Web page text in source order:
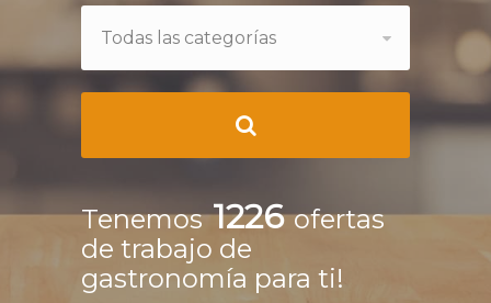
Todas las categorías
Tenemos1226ofertas
de trabajo de
gastronomía para ti!